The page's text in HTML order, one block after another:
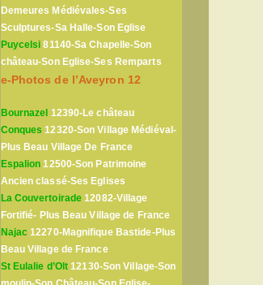
Demeures Médiévales-Ses
Sculptures-Sa Halle-Son Eglise
Puycelsi 81140-Sa Chapelle-Son
château-Son Eglise-Ses Remparts
e-Photos de l’Aveyron 12
Bournazel 12390-Le château
Conques 12320-Son Village Médiéval-
Plus Beau Village De France
Espalion 12500-Son Patrimoine
Ancien classé-Ses Eglises
La Couvertoirade 12082-Village
Fortifié- Plus Beau Village de France
Najac 12270-Magnifique Bastide-Plus
Beau Village de France
St Eulalie d’Olt 12130-Son Village-Son